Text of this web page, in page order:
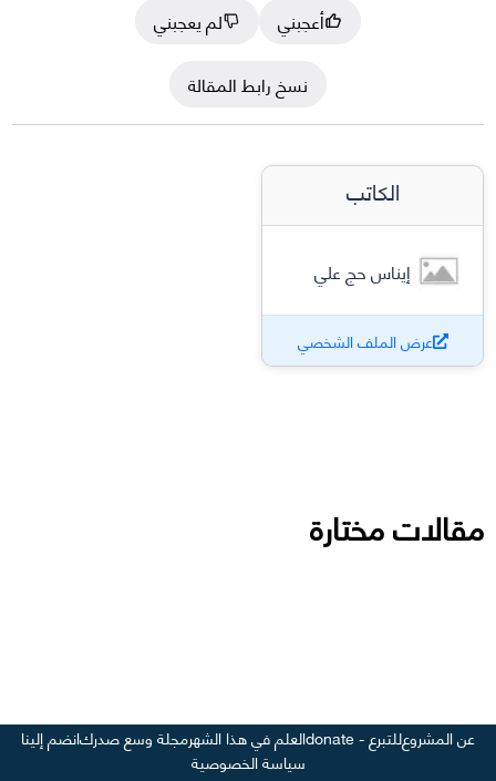
أعجبني
لم يعجبني
نسخ رابط المقالة
الكاتب
إيناس حج علي
عرض الملف الشخصي
مقالات مختارة
عن المشروعللتبرع - donate العلم في هذا الشهرمجلة وسع صدركانضم إلينا
سياسة الخصوصية